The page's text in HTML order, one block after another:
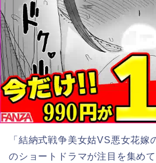
「結納式戦争美女姑VS悪女花嫁
のショートドラマが注目を集め